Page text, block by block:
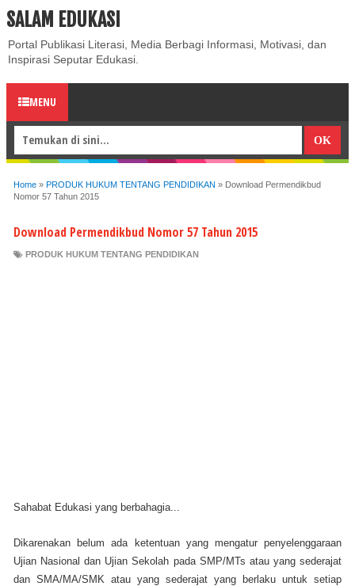
ABOUT CONTACT US
SALAM EDUKASI
Portal Publikasi Literasi, Media Berbagi Informasi, Motivasi, dan
Inspirasi Seputar Edukasi.
MENU
Home » PRODUK HUKUM TENTANG PENDIDIKAN » Download Permendikbud
Nomor 57 Tahun 2015
Download Permendikbud Nomor 57 Tahun 2015
PRODUK HUKUM TENTANG PENDIDIKAN
Sahabat Edukasi yang berbahagia...
Dikarenakan belum ada ketentuan yang mengatur penyelenggaraan
Ujian Nasional dan Ujian Sekolah pada SMP/MTs atau yang sederajat
dan SMA/MA/SMK atau yang sederajat yang berlaku untuk setiap